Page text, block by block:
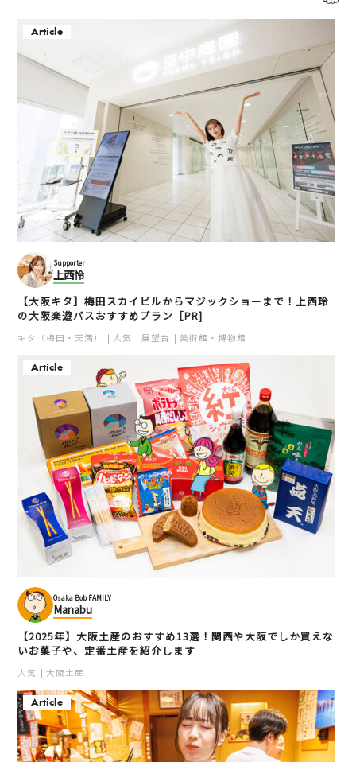
Article
Supporter
上西怜
【大阪キタ】梅田スカイビルからマジックショーまで！上西玲
の大阪楽遊パスおすすめプラン［PR]
キタ（梅田・天満） 人気 展望台 美術館・博物館
Article
Osaka Bob FAMILY
Manabu
【2025年】大阪土産のおすすめ13選！関西や大阪でしか買えな
いお菓子や、定番土産を紹介します
人気 大阪土産
Article